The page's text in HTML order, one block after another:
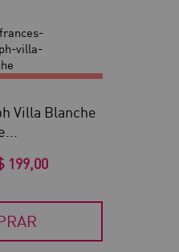
Villa Blanche
199,00